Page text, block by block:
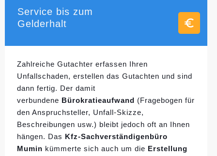
Service bis zum
Gelderhalt
Zahlreiche Gutachter erfassen Ihren
Unfallschaden, erstellen das Gutachten und sind
dann fertig. Der damit
verbundene Bürokratieaufwand (Fragebogen für
den Anspruchsteller, Unfall-Skizze,
Beschreibungen usw.) bleibt jedoch oft an Ihnen
hängen. Das Kfz-Sachverständigenbüro
Mumin kümmerte sich auch um die Erstellung